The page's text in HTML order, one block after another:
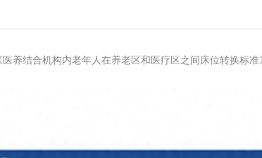
养结合机构内老年人在养老区和医疗区之间床位转换标准